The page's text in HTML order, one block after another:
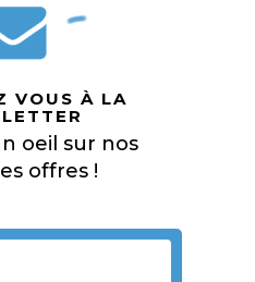
VOUS À LA
oeil sur nos
offres !